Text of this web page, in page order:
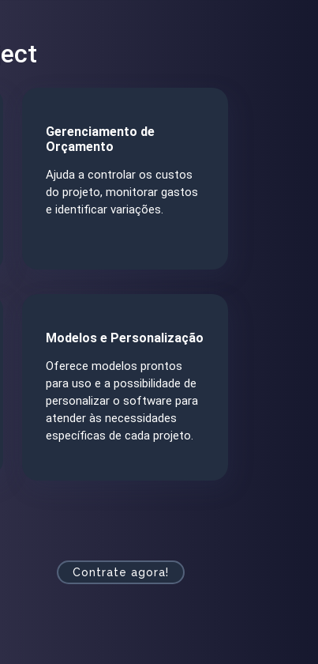
Gerenciamento de
Orçamento
Ajuda a controlar os custos
do projeto, monitorar gastos
e identificar variações.
Modelos e Personalização
Oferece modelos prontos
para uso e a possibilidade de
personalizar o software para
atender às necessidades
específicas de cada projeto.
Contrate agora!